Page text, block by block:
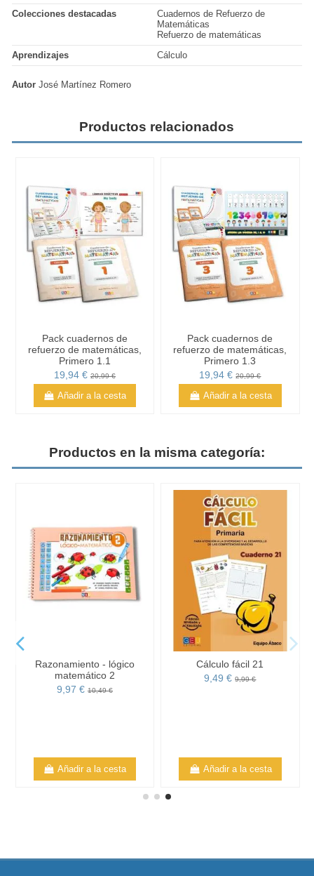
Colecciones destacadas
Cuadernos de Refuerzo de
Matemáticas
Refuerzo de matemáticas
Aprendizajes
Cálculo
Autor José Martínez Romero
Productos relacionados
Pack cuadernos de
refuerzo de matemáticas,
Primero 1.1
19,94 € 20,99 €
Añadir a la cesta
Pack cuadernos de
refuerzo de matemáticas,
Primero 1.3
19,94 €20,99 €
Añadir a la cesta
Productos en la misma categoría:
Razonamiento - lógico
matemático 2
9,97 € 10,49 €
Añadir a la cesta
Cálculo fácil 21
9,49 €9,99 €
Añadir a la cesta